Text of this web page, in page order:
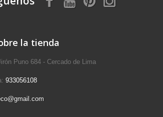
la tienda
Puno 684 - Cercado de Lima
933056108